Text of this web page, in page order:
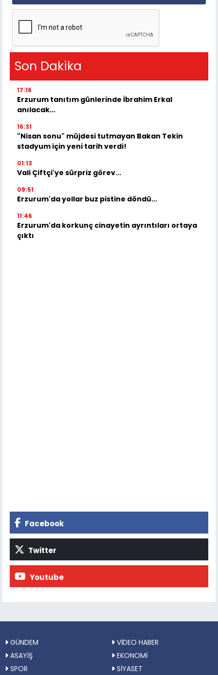
Son Dakika
17:16
Erzurum tanıtım günlerinde İbrahim Erkal
anılacak...
16:31
"Nisan sonu" müjdesi tutmayan Bakan Tekin
stadyum için yeni tarih verdi!
01:13
Vali Çiftçi'ye sürpriz görev...
09:51
Erzurum'da yollar buz pistine döndü...
11:46
Erzurum'da korkunç cinayetin ayrıntıları ortaya
çıktı
Facebook
Twitter
Youtube
GÜNDEM
VİDEO HABER
ASAYİŞ
EKONOMİ
SPOR
SİYASET